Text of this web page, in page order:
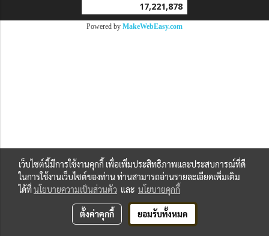
17,221,878
Powered by MakeWebEasy.com
เว็บไซต์นี้มีการใช้งานคุกกี้ เพื่อเพิ่มประสิทธิภาพและประสบการณ์ที่ดี
ในการใช้งานเว็บไซต์ของท่าน ท่านสามารถอ่านรายละเอียดเพิ่มเติม
ได้ที่นโยบายความเป็นส่วนตัว และ นโยบายคุกกี้
ตั้งค่าคุกกี้ ยอมรับทั้งหมด